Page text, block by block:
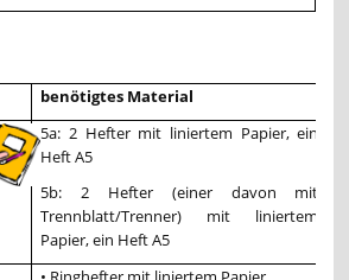
benötigtes Material
5a: 2 Hefter mit liniertem Papier, ein
Heft A5
5b: 2 Hefter (einer davon mit
Trennblatt/Trenner) mit liniertem
Papier, ein Heft A5